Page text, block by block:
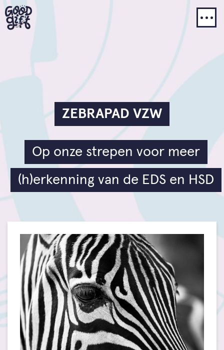
ZEBRAPAD VZW
Op onze strepen voor meer
(h)erkenning van de EDS en HSD